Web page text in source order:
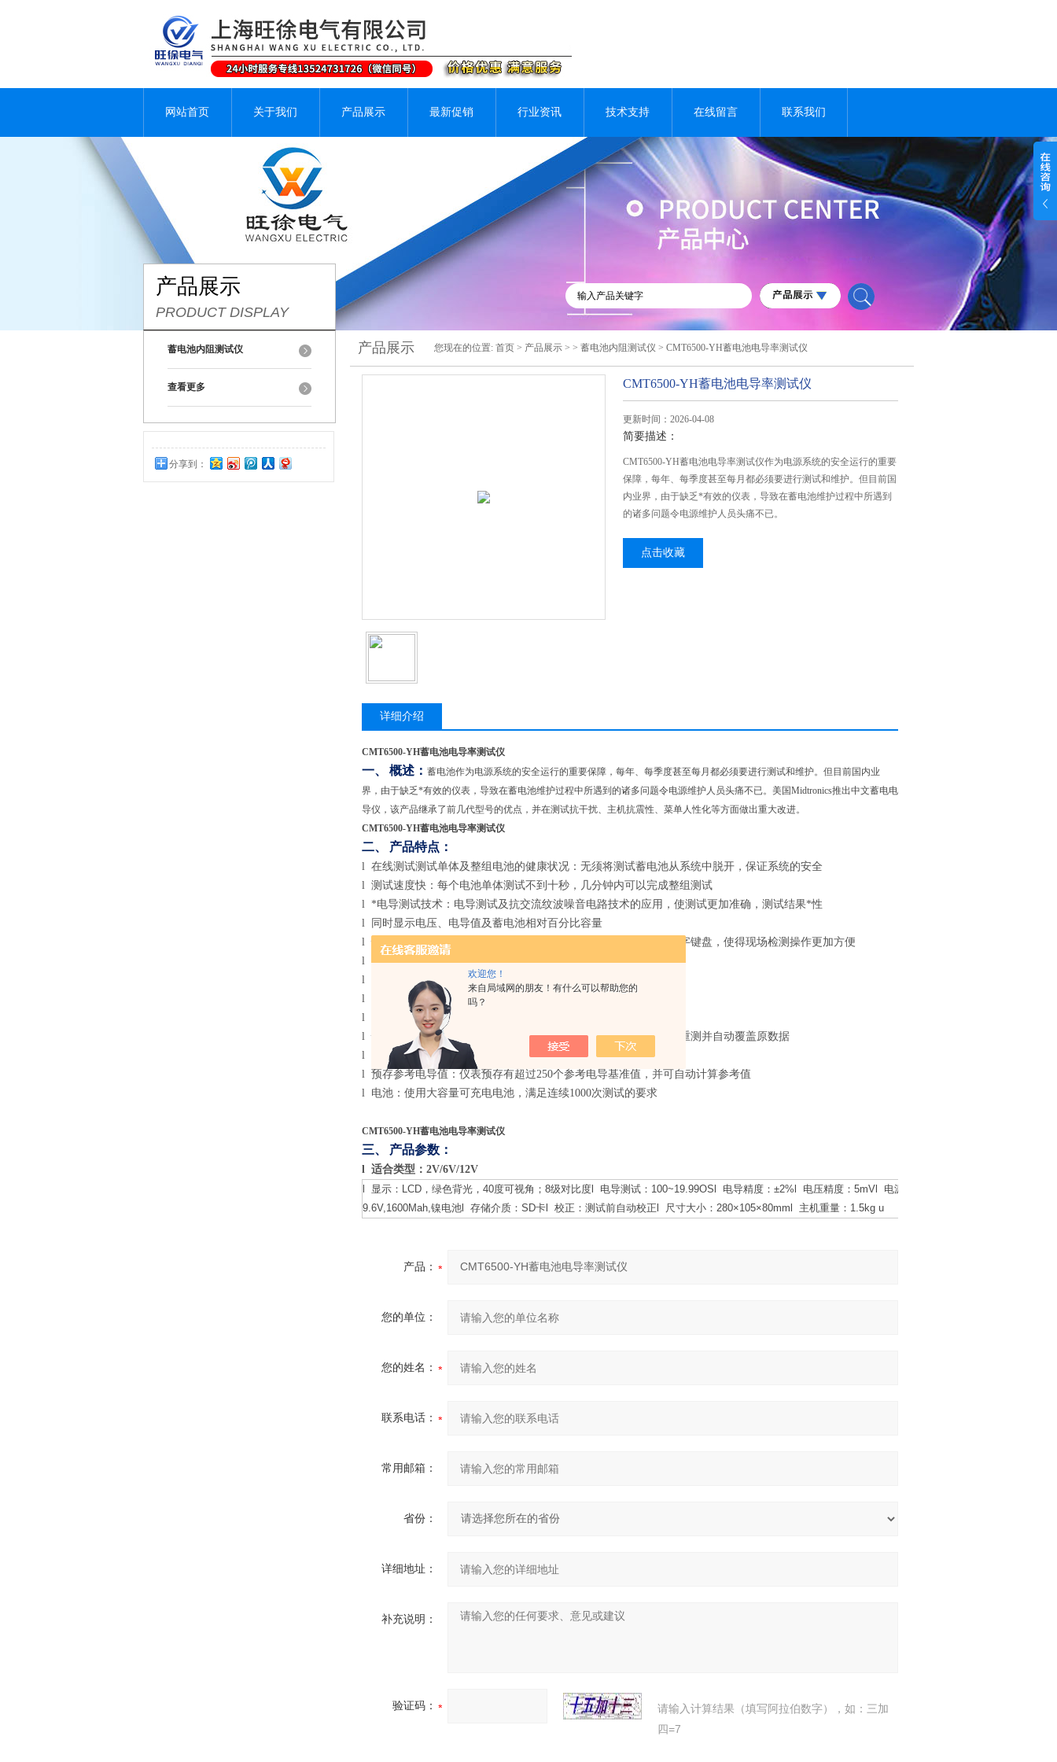
欢迎您！
来自局域网的朋友！有什么可以帮助您的
吗？
网站首页 关于我们 产品展示 最新促销 行业资讯 技术支持 在线留言 联系我们
产品展示
PRODUCT DISPLAY
蓄电池内阻测试仪
查看更多
分享到：
0
产品展示 您现在的位置: 首页 > 产品展示 > > 蓄电池内阻测试仪 > CMT6500-YH蓄电池电导率测试仪
CMT6500-YH蓄电池电导率测试仪
更新时间：2026-04-08
简要描述：
CMT6500-YH蓄电池电导率测试仪作为电源系统的安全运行的重要
保障，每年、每季度甚至每月都必须要进行测试和维护。但目前国
内业界，由于缺乏*有效的仪表，导致在蓄电池维护过程中所遇到
的诸多问题令电源维护人员头痛不已。
点击收藏
详细介绍
CMT6500-YH蓄电池电导率测试仪
一、 概述： 蓄电池作为电源系统的安全运行的重要保障，每年、每季度甚至每月都必须要进行测试和维护。但目前国内业
界，由于缺乏*有效的仪表，导致在蓄电池维护过程中所遇到的诸多问题令电源维护人员头痛不已。美国Midtronics推出中文蓄电电
导仪，该产品继承了前几代型号的优点，并在测试抗干扰、主机抗震性、菜单人性化等方面做出重大改进。
CMT6500-YH蓄电池电导率测试仪
二、 产品特点：
l 在线测试测试单体及整组电池的健康状况：无须将测试蓄电池从系统中脱开，保证系统的安全
l 测试速度快：每个电池单体测试不到十秒，几分钟内可以完成整组测试
l *电导测试技术：电导测试及抗交流纹波噪音电路技术的应用，使测试更加准确，测试结果*性
l 同时显示电压、电导值及蓄电池相对百分比容量
l 快速、简易、安全的操作：基于图标的中文显示菜单，字母及数字键盘，使得现场检测操作更加方便
l 自动校准功能：仪表测试前自动校准，提高测试准确性
l 温度补偿功能：自动补偿现场温度环境对电池电导值的影响
l 丰富的测试工具：夹钳或探针测试，并配有其他的测试配件
l 带有预应力的探针，可保证每次测试时相同的测试用力
l 快速重测功能：测试过程中发现人为误操作等，可按重测键快速重测并自动覆盖原数据
l 蓄电池数据管理：方便建立蓄电池测试数据和参考电导值数据库
l 预存参考电导值：仪表预存有超过250个参考电导基准值，并可自动计算参考值
l 电池：使用大容量可充电电池，满足连续1000次测试的要求
CMT6500-YH蓄电池电导率测试仪
三、 产品参数：
l 适合类型： 2V/6V/12V
l 显示：LCD，绿色背光，40度可视角；8级对比度l 电导测试：100~19.99OSl 电导精度：±2%l 电压精度：5mVl 电源：
9.6V,1600Mah,镍电池l 存储介质：SD卡l 校正：测试前自动校正l 尺寸大小：280×105×80mml 主机重量：1.5kg u
产品：
您的单位：
您的姓名：
联系电话：
常用邮箱：
省份：
详细地址：
补充说明：
验证码：
请输入计算结果（填写阿拉伯数字），如：三加
四=7